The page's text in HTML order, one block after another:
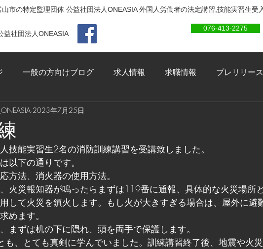
山市の特定監理団体 公益社団法人ONEASIA 外国人労働者の法定講習,技能実習生受
益社団法人ONEASIA
076-413-2275
一般の方向けブログ 求人情報 求職情報 プレリリース
2023年7月25日
技能実習生2名の消防訓練講習を受講致しました。
以下の通りです。
方法、消火器の使用方法。
火災報知器が鳴ったらまずは119番に通報、具体的な火災場所
して火災を鎮火します。もし火が大きすぎる場合は、屋外に避
めます。
まずは机の下に隠れ、頭を両手で保護します。
も、とても真剣に学んでいました。訓練講習終了後、地震や火